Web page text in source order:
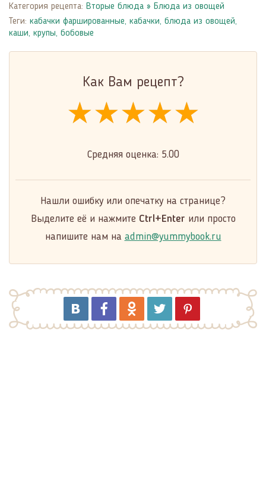
Категория рецепта: Вторые блюда » Блюда из овощей
Теги: кабачки фаршированные, кабачки, блюда из овощей,
каши, крупы, бобовые
Как Вам рецепт?
★★★★★
★★★★★
★★★★★
Средняя оценка: 5.00
Нашли ошибку или опечатку на странице?
Выделите её и нажмите Ctrl+Enter или просто
напишите нам на admin@yummybook.ru